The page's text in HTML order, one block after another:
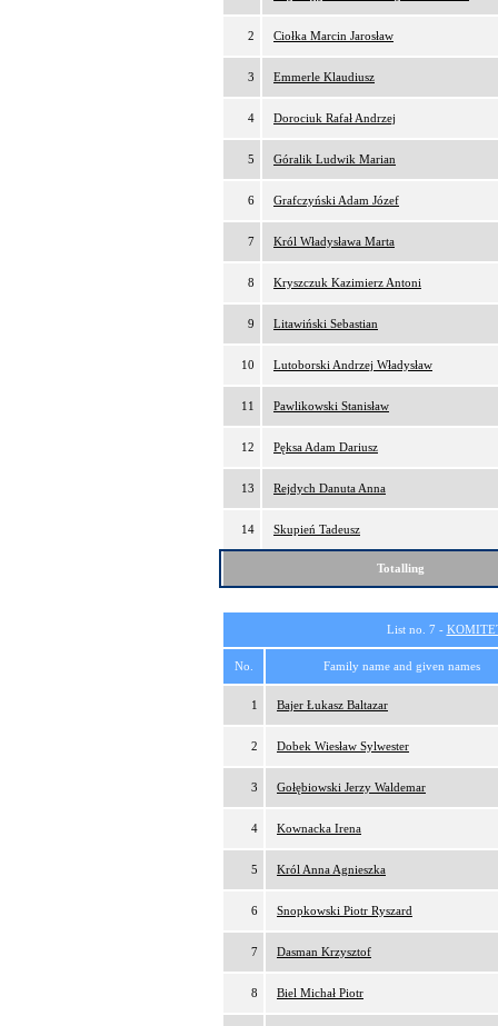
2 Ciołka Marcin Jarosław
3 Emmerle Klaudiusz
4 Dorociuk Rafał Andrzej
5 Góralik Ludwik Marian
6 Grafczyński Adam Józef
7 Król Władysława Marta
8 Kryszczuk Kazimierz Antoni
9 Litawiński Sebastian
10 Lutoborski Andrzej Władysław
11 Pawlikowski Stanisław
12 Pęksa Adam Dariusz
13 Rejdych Danuta Anna
14 Skupień Tadeusz
Totalling
List no. 7 -
No. Family name and given names
1 Bajer Łukasz Baltazar
2 Dobek Wiesław Sylwester
3 Gołębiowski Jerzy Waldemar
4 Kownacka Irena
5 Król Anna Agnieszka
6 Snopkowski Piotr Ryszard
7 Dasman Krzysztof
8 Biel Michał Piotr